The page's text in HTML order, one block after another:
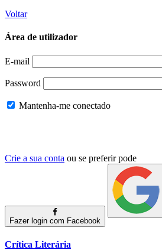
Voltar
Área de utilizador
E-mail
Password
Mantenha-me conectado
Crie a sua conta ou se preferir pode
Fazer login com Facebook
Crítica Literária